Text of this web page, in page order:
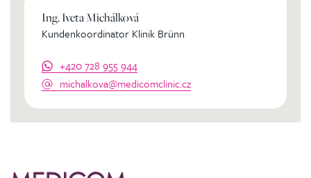
Ing. Iveta Michálková
Kundenkoordinator Klinik Brünn
+420 728 955 944
michalkova@medicomclinic.cz